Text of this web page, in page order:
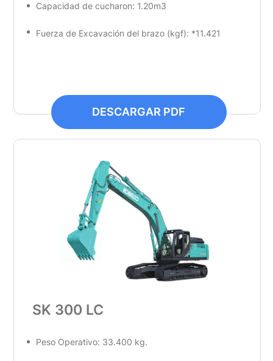
Capacidad de cucharon: 1.20m3
Fuerza de Excavación del brazo (kgf): *11.421
DESCARGAR PDF
SK 300 LC
Peso Operativo: 33.400 kg.